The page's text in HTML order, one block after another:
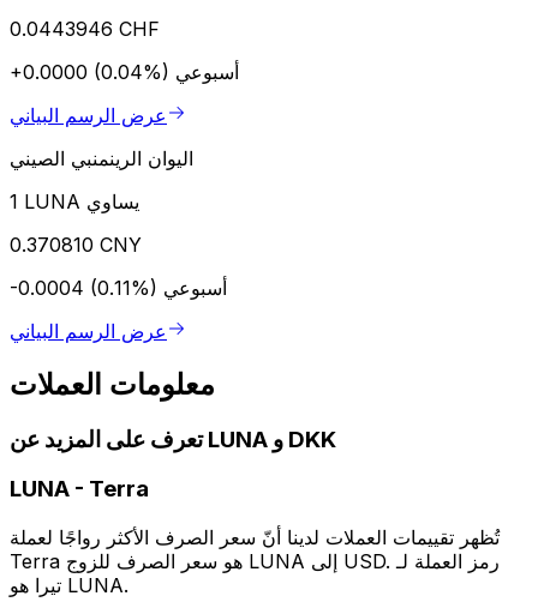
0.0443946 CHF
+0.0000 (0.04%) أسبوعي
عرض الرسم البياني
اليوان الرينمنبي الصيني
1 LUNA يساوي
0.370810 CNY
-0.0004 (0.11%) أسبوعي
عرض الرسم البياني
معلومات العملات
تعرف على المزيد عن LUNA و DKK
LUNA - Terra
تُظهر تقييمات العملات لدينا أنّ سعر الصرف الأكثر رواجًا لعملة
Terra هو سعر الصرف للزوج LUNA إلى USD. رمز العملة لـ
تيرا هو LUNA.